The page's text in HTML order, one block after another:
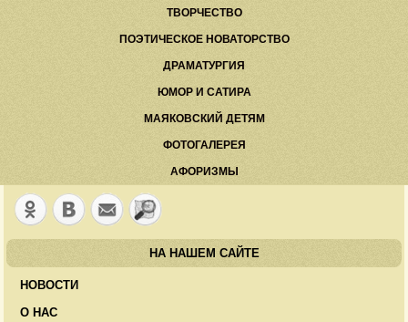
ТВОРЧЕСТВО
ПОЭТИЧЕСКОЕ НОВАТОРСТВО
ДРАМАТУРГИЯ
ЮМОР И САТИРА
МАЯКОВСКИЙ ДЕТЯМ
ФОТОГАЛЕРЕЯ
АФОРИЗМЫ
НА НАШЕМ САЙТЕ
НОВОСТИ
О НАС